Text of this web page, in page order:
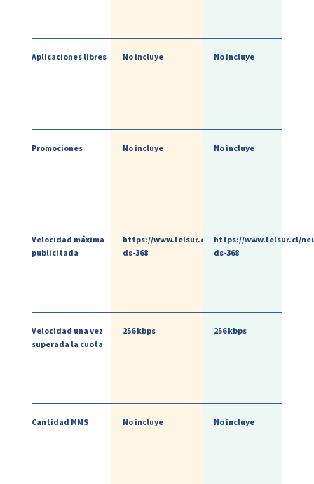
Aplicaciones libres
Promociones
Velocidad máxima
publicitada
Velocidad una vez
superada la cuota
Cantidad MMS
No incluye
No incluye
https://www.telsur.cl/neutralidad-
ds-368
256 kbps
No incluye
No incluye
No incluye
https://www.telsur.cl/
ds-368
256 kbps
No incluye